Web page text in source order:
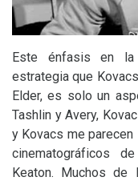
Este énfasis en
estrategia que
Elder, es solo un
Tashlin y Avery,
y Kovacs me
cinematográficos
Keaton. Muchos